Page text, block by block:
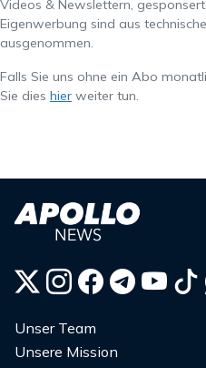
Videos & Newslettern,
Eigenwerbung sind aus
ausgenommen.
Falls Sie uns ohne ein Abo
Sie dies hier weiter tun.
Unser Team
Unsere Mission